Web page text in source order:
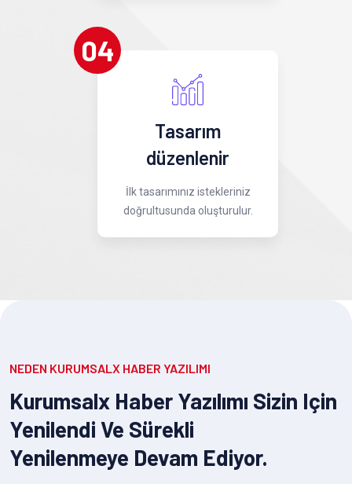
04
Tasarım
düzenlenir
İlk tasarımınız istekleriniz
doğrultusunda oluşturulur.
NEDEN KURUMSALX HABER YAZILIMI
Kurumsalx Haber Yazılımı Sizin Için
Yenilendi Ve Sürekli
Yenilenmeye Devam Ediyor.